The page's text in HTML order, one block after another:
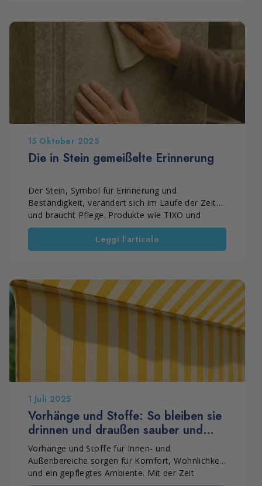
Vorgehensweise führt zu einem wirksamen und
langlebigen Ergebnis?
15 Oktober 2025
Die in Stein gemeißelte Erinnerung
Der Stein, Symbol für Erinnerung und
Beständigkeit, verändert sich im Laufe der Zeit
und braucht Pflege. Produkte wie TIXO und
PULITORE FC reinigen Smog und Schmutz
schonend, während ACTIV 3 die Oberflächen
auffrischt und schützt. Auch Metalle, die zur
Pflege erhält die Schönheit und den Wert von
Steinen und Denkmälern – als Geste des
Respekts und der Erinnerung.
Leggi l'articolo
1 Juli 2025
Vorhänge und Stoffe: So bleiben sie
drinnen und draußen sauber und
geschützt
Vorhänge und Stoffe für Innen- und
Außenbereiche sorgen für Komfort, Wohnlichkeit
und ein gepflegtes Ambiente. Mit der Zeit